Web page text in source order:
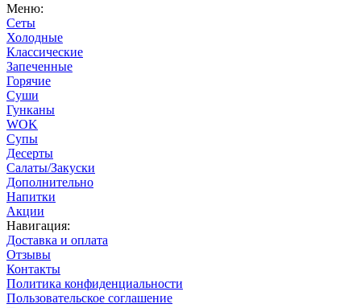
Меню:
Сеты
Холодные
Классические
Запеченные
Горячие
Суши
Гунканы
WOK
Супы
Десерты
Салаты/Закуски
Дополнительно
Напитки
Акции
Навигация:
Доставка и оплата
Отзывы
Контакты
Политика конфиденциальности
Пользовательское соглашение